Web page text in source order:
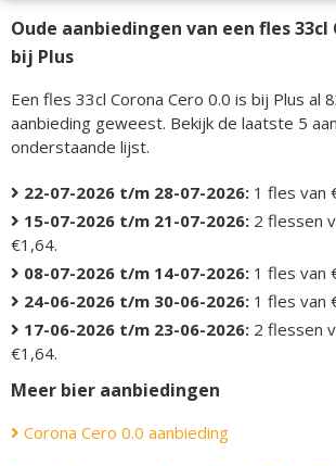
Oude aanbiedingen van een fles 33cl
bij Plus
Een fles 33cl Corona Cero 0.0 is bij Plus al
aanbieding geweest. Bekijk de laatste 5
onderstaande lijst.
22-07-2026 t/m 28-07-2026: 1 fles van
15-07-2026 t/m 21-07-2026: 2 flessen
€1,64.
08-07-2026 t/m 14-07-2026: 1 fles van
24-06-2026 t/m 30-06-2026: 1 fles van
17-06-2026 t/m 23-06-2026: 2 flessen
€1,64.
Meer bier aanbiedingen
Corona Cero 0.0 aanbieding